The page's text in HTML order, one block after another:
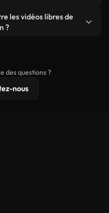
images nettes et
découper, recadrer ou
vous simplement que
les vidéos libres de
?
de licence
des questions ?
nous